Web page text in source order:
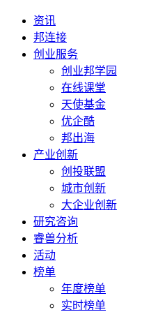
资讯
邦连接
创业服务
创业邦学园
在线课堂
天使基金
优企酷
邦出海
产业创新
创投联盟
城市创新
大企业创新
研究咨询
睿兽分析
活动
榜单
年度榜单
实时榜单